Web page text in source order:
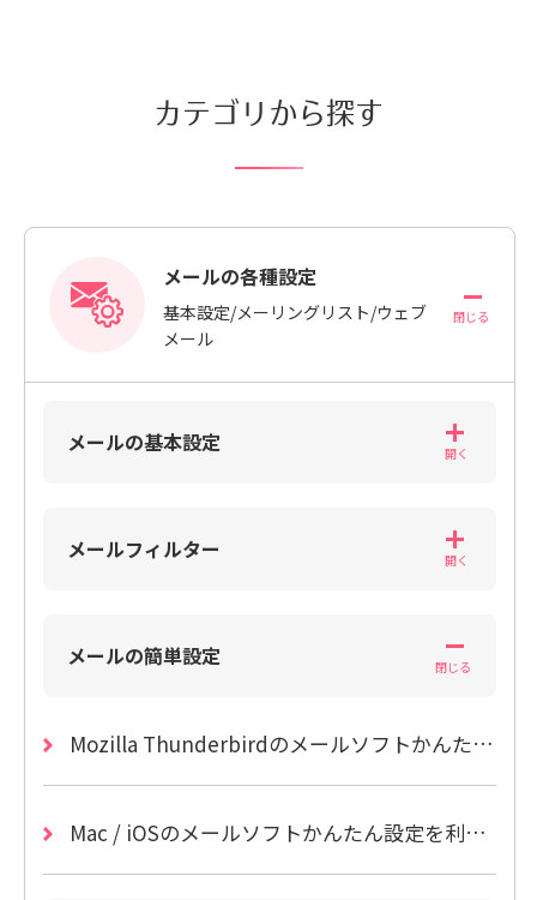
カテゴリから探す
メールの各種設定
基本設定/メーリングリスト/ウェブ
メール
メールの基本設定
メールフィルター
メールの簡単設定
Mozilla Thunderbirdのメールソフトかんたん設定を利用したい
Mac / iOSのメールソフトかんたん設定を利用したい